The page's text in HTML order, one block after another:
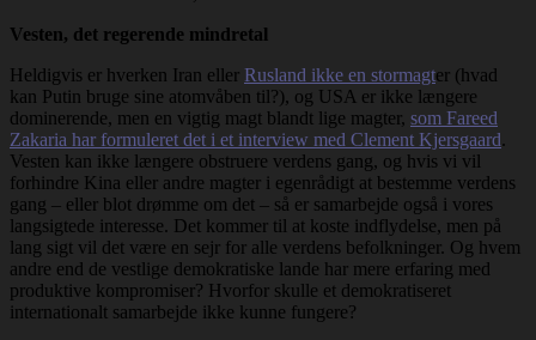
Vesten, det regerende mindretal
Heldigvis er hverken Iran eller Rusland ikke en stormagter (hvad
kan Putin bruge sine atomvåben til?), og USA er ikke længere
dominerende, men en vigtig magt blandt lige magter, som Fareed
Zakaria har formuleret det i et interview med Clement Kjersgaard.
Vesten kan ikke længere obstruere verdens gang, og hvis vi vil
forhindre Kina eller andre magter i egenrådigt at bestemme verdens
gang – eller blot drømme om det – så er samarbejde også i vores
langsigtede interesse. Det kommer til at koste indflydelse, men på
lang sigt vil det være en sejr for alle verdens befolkninger. Og hvem
andre end de vestlige demokratiske lande har mere erfaring med
produktive kompromiser? Hvorfor skulle et demokratiseret
internationalt samarbejde ikke kunne fungere?